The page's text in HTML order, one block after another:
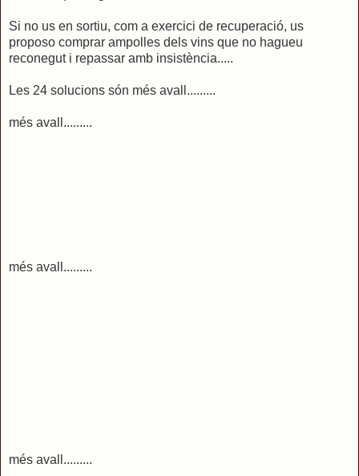
Si no us en sortiu, com a exercici de recuperació, us
proposo comprar ampolles dels vins que no hagueu
reconegut i repassar amb insistència.....
Les 24 solucions són més avall.........
més avall.........
més avall.........
més avall.........